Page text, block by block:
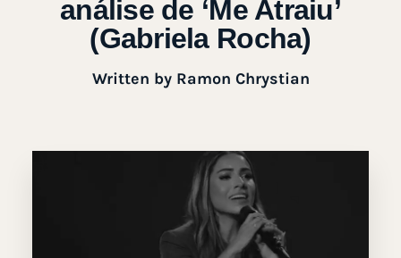
análise de ‘Me Atraiu’
(Gabriela Rocha)
Written byRamon Chrystian